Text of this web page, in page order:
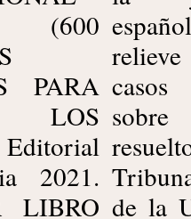
(600
PARA
LOS
2021.
LIBRO de la